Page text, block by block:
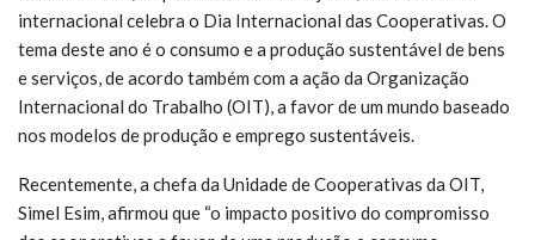
internacional celebra o Dia Internacional das Cooperativas. O
tema deste ano é o consumo e a produção sustentável de bens
e serviços, de acordo também com a ação da Organização
Internacional do Trabalho (OIT), a favor de um mundo baseado
nos modelos de produção e emprego sustentáveis.
Recentemente, a chefa da Unidade de Cooperativas da OIT,
Simel Esim, afirmou que “o impacto positivo do compromisso